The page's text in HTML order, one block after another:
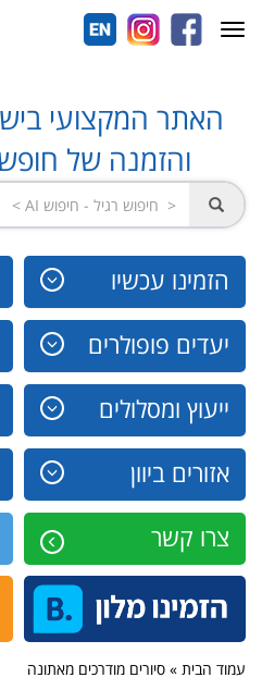
האתר המקצועי
והזמנה של
הזמינו עכשיו
יעדים פופולרים
ייעוץ ומסלולים
אזורים ביוון
צרו קשר
Toggle
navigation
עמוד הבית » סיורים מודרכים מאתונה